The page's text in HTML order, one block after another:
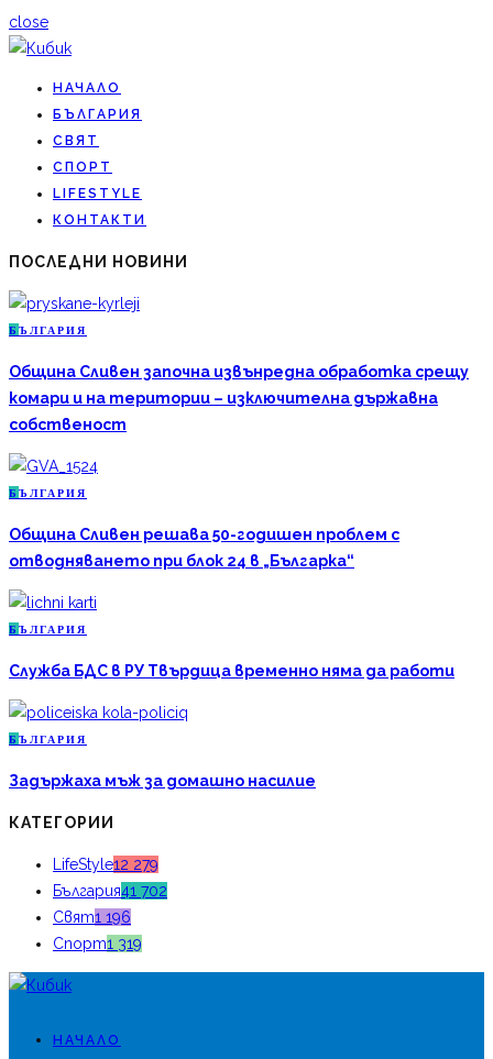
close
НАЧАЛО
БЪЛГАРИЯ
СВЯТ
СПОРТ
LIFESTYLE
КОНТАКТИ
ПОСЛЕДНИ НОВИНИ
Б ЪЛГАРИЯ
Община Сливен започна извънредна обработка срещу
комари и на територии – изключителна държавна
собственост
Б ЪЛГАРИЯ
Община Сливен решава 50-годишен проблем с
отводняването при блок 24 в „Българка“
Б ЪЛГАРИЯ
Служба БДС в РУ Твърдица временно няма да работи
Б ЪЛГАРИЯ
Задържаха мъж за домашно насилие
КАТЕГОРИИ
LifeStyle12 279
България41 702
Свят1 196
Спорт1 319
НАЧАЛО